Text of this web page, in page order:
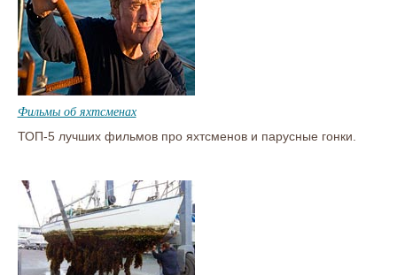
Фильмы об яхтсменах
ТОП-5 лучших фильмов про яхтсменов и парусные гонки.